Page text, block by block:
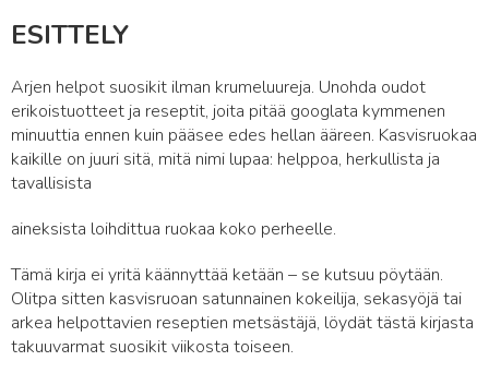
ESITTELY
Arjen helpot suosikit ilman krumeluureja. Unohda oudot
erikoistuotteet ja reseptit, joita pitää googlata kymmenen
minuuttia ennen kuin pääsee edes hellan ääreen. Kasvisruokaa
kaikille on juuri sitä, mitä nimi lupaa: helppoa, herkullista ja
tavallisista
aineksista loihdittua ruokaa koko perheelle.
Tämä kirja ei yritä käännyttää ketään – se kutsuu pöytään.
Olitpa sitten kasvisruoan satunnainen kokeilija, sekasyöjä tai
arkea helpottavien reseptien metsästäjä, löydät tästä kirjasta
takuuvarmat suosikit viikosta toiseen.